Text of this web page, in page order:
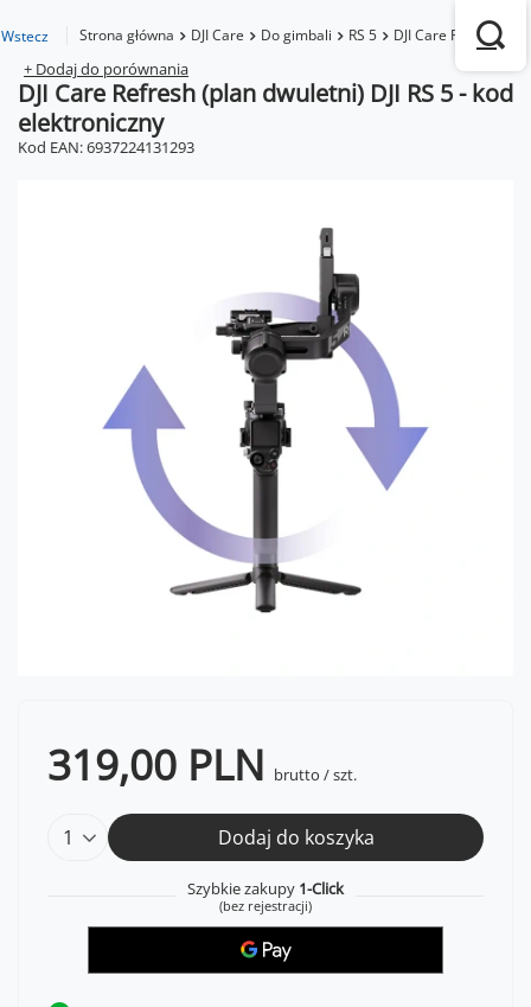
Wstecz Strona główna DJI Care Do gimbali RS 5 DJI Care Refresh
+ Dodaj do porównania
DJI Care Refresh (plan dwuletni) DJI RS 5 - kod
elektroniczny
Kod EAN: 6937224131293
319,00 PLN brutto /szt.
Dodaj do koszyka
Szybkie zakupy 1-Click
(bez rejestracji)